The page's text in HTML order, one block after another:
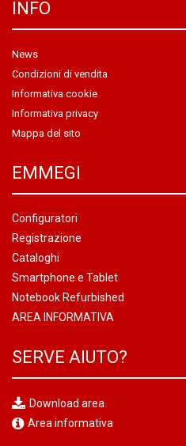
INFO
News
Condizioni di vendita
Informativa cookie
Informativa privacy
Mappa del sito
EMMEGI
Configuratori
Registrazione
Cataloghi
Smartphone e Tablet
Notebook Refurbished
AREA INFORMATIVA
SERVE AIUTO?
Download area
Area informativa